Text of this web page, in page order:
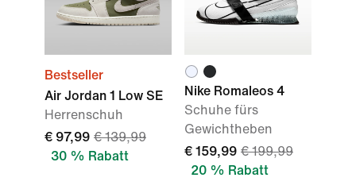
Bestseller
Air Jordan 1 Low SE
Herrenschuh
€ 97,99 € 139,99
30 % Rabatt
Nike Romaleos 4
Schuhe fürs
Gewichtheben
€ 159,99 € 199,99
20 % Rabatt